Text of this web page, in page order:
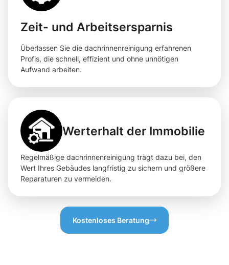
Zeit- und Arbeitsersparnis
Überlassen Sie die dachrinnenreinigung erfahrenen
Profis, die schnell, effizient und ohne unnötigen
Aufwand arbeiten.
Werterhalt der Immobilie
Regelmäßige dachrinnenreinigung trägt dazu bei, den
Wert Ihres Gebäudes langfristig zu sichern und größere
Reparaturen zu vermeiden.
Kostenloses Beratung